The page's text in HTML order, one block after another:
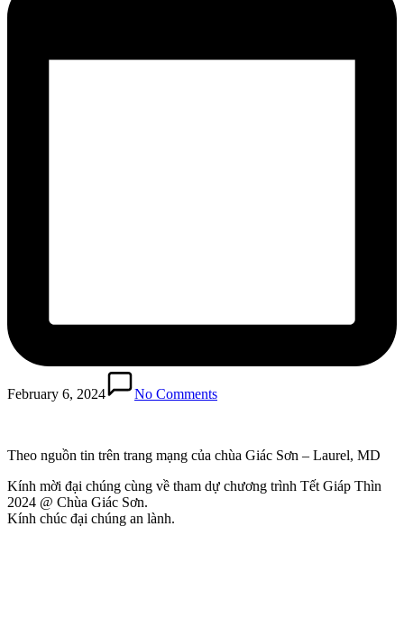
February 6, 2024 No Comments
Theo nguồn tin trên trang mạng của chùa Giác Sơn – Laurel, MD
Kính mời đại chúng cùng về tham dự chương trình Tết Giáp Thìn
2024 @ Chùa Giác Sơn.
Kính chúc đại chúng an lành.